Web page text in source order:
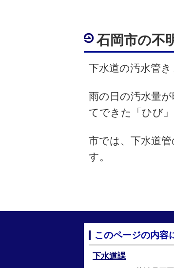
石岡市の不
下水道の汚水管
雨の日の汚水量
てできた「ひび
市では、下水道
す。
このページの内容
下水道課